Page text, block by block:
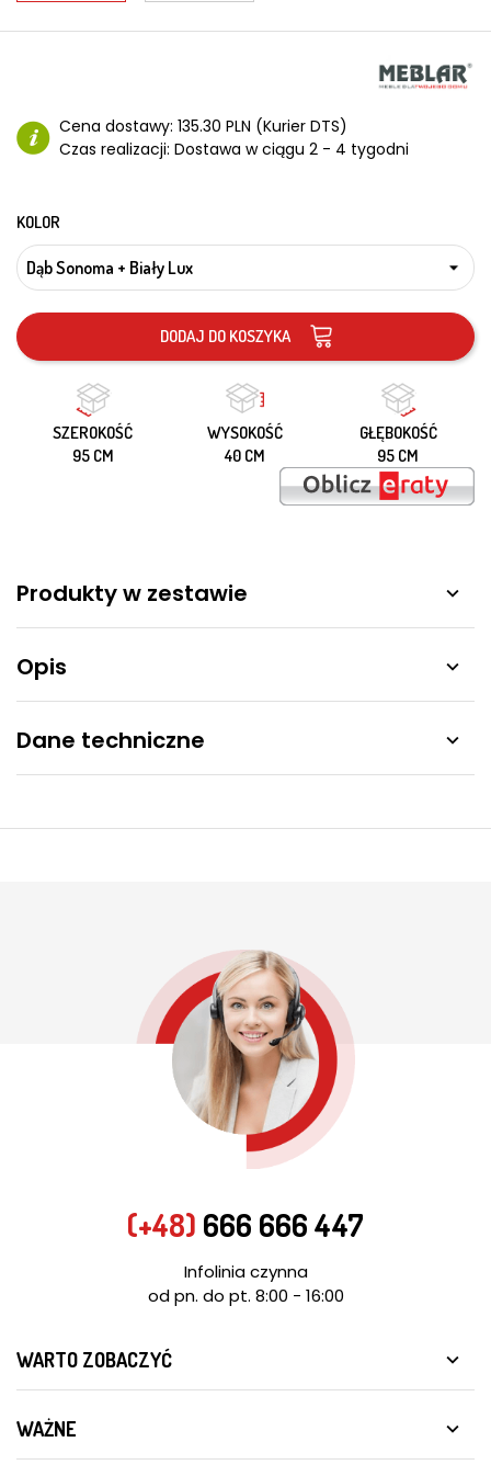
Cena dostawy: 135.30 PLN (Kurier DTS)
Czas realizacji: Dostawa w ciągu 2 - 4 tygodni
KOLOR
DODAJ DO KOSZYKA
SZEROKOŚĆ
95 CM
WYSOKOŚĆ
40 CM
GŁĘBOKOŚĆ
95 CM
Produkty w zestawie 
Opis 
Dane techniczne 
(+48) 666 666 447
Infolinia czynna
od pn. do pt. 8:00 - 16:00
WARTO ZOBACZYĆ 
WAŻNE 